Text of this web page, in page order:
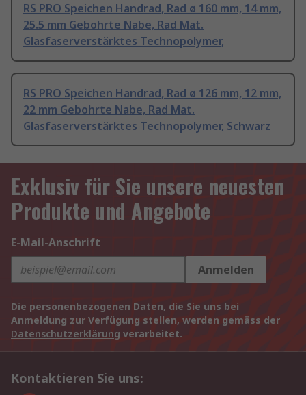
RS PRO Speichen Handrad, Rad ø 160 mm, 14 mm,
25.5 mm Gebohrte Nabe, Rad Mat.
Glasfaserverstärktes Technopolymer,
RS PRO Speichen Handrad, Rad ø 126 mm, 12 mm,
22 mm Gebohrte Nabe, Rad Mat.
Glasfaserverstärktes Technopolymer, Schwarz
Exklusiv für Sie unsere neuesten
Produkte und Angebote
E-Mail-Anschrift
Anmelden
Die personenbezogenen Daten, die Sie uns bei
Anmeldung zur Verfügung stellen, werden gemäss der
Datenschutzerklärung verarbeitet.
Kontaktieren Sie uns: